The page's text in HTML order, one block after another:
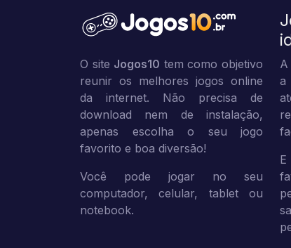
O site Jogos10 tem como objetivo
reunir os melhores jogos online
da internet. Não precisa de
download nem de instalação,
apenas escolha o seu jogo
favorito e boa diversão!
Você pode jogar no seu
computador, celular, tablet ou
notebook.
a